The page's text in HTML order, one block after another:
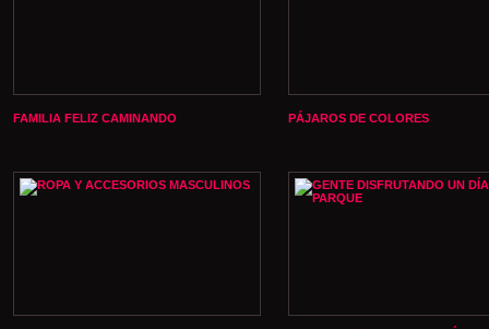
FAMILIA FELIZ CAMINANDO PÁJAROS DE COLORES